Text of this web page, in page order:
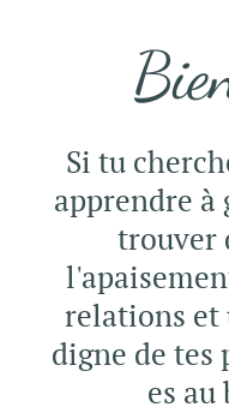
Si tu
apprendre à
trouver
relations et
digne de tes
es